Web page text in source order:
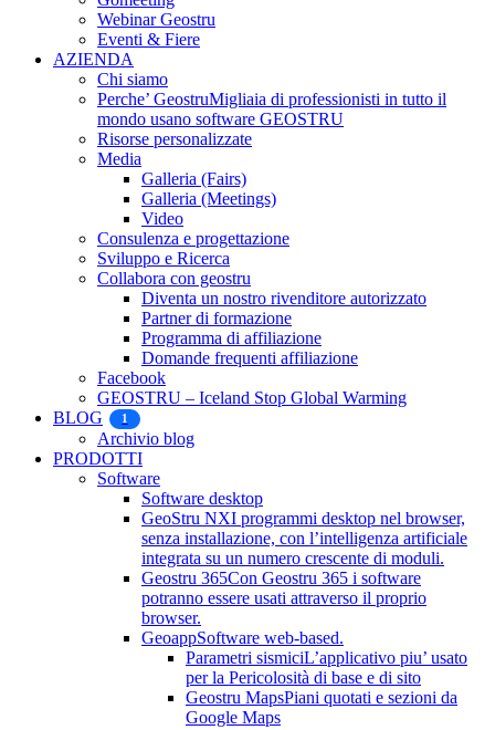
Webinar Geostru
Eventi & Fiere
AZIENDA
Chi siamo
Perche’ GeostruMigliaia di professionisti in tutto il
mondo usano software GEOSTRU
Risorse personalizzate
Media
Galleria (Fairs)
Galleria (Meetings)
Video
Consulenza e progettazione
Sviluppo e Ricerca
Collabora con geostru
Diventa un nostro rivenditore autorizzato
Partner di formazione
Programma di affiliazione
Domande frequenti affiliazione
Facebook
GEOSTRU – Iceland Stop Global Warming
BLOG
1
Archivio blog
PRODOTTI
Software
Software desktop
GeoStru NXI programmi desktop nel browser,
senza installazione, con l’intelligenza artificiale
integrata su un numero crescente di moduli.
Geostru 365Con Geostru 365 i software
potranno essere usati attraverso il proprio
browser.
GeoappSoftware web-based.
Parametri sismiciL’applicativo piu’ usato
per la Pericolosità di base e di sito
Geostru MapsPiani quotati e sezioni da
Google Maps